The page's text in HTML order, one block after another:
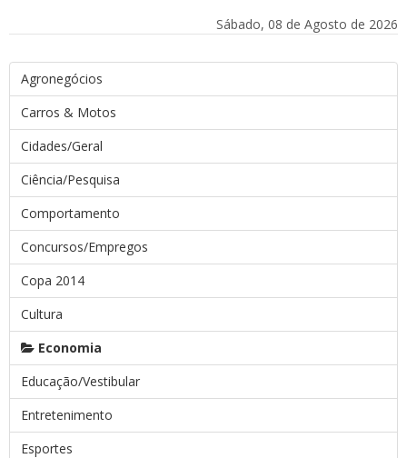
Sábado, 08 de Agosto de 2026
Agronegócios
Carros & Motos
Cidades/Geral
Ciência/Pesquisa
Comportamento
Concursos/Empregos
Copa 2014
Cultura
Economia
Educação/Vestibular
Entretenimento
Esportes